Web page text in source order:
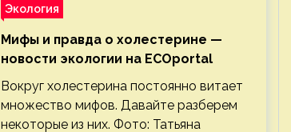
Экология
Мифы и правда о холестерине —
новости экологии на ECOportal
Вокруг холестерина постоянно витает
множество мифов. Давайте разберем
некоторые из них. Фото: Татьяна